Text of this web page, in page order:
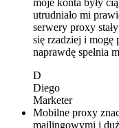
moje konta były
utrudniało mi
serwery proxy
się rzadziej i mogę
naprawdę spełnia
D
Diego
Marketer
Mobilne proxy
mailingowymi i